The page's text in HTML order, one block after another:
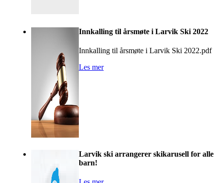
Innkalling til årsmøte i Larvik Ski 2022
Innkalling til årsmøte i Larvik Ski 2022.pdf
Les mer
Larvik ski arrangerer skikarusell for alle
barn!